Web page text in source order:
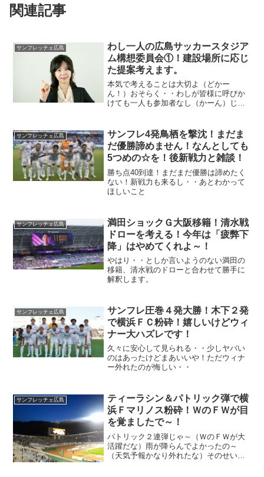
関連記事
サンフレッチェ広島
わし一人の広島サッカースタジア
ム構想委員会①！建設場所に応じ
た提案考えます。
本気で考えることは大切よ（どかー
ん！）おそらく・・わしが皆様に呼びか
けても一人も参加者なし（かーん）じゃ
えて・・あそこならこのプラン、ここな
らこれ！ある意味思いつき？で...
サンフレッチェ広島
サンフレ4発鳥栖を撃沈！まだま
だ優勝諦めません！なんとしても
5つめの☆を！後新戦力と雑談！
勝ち点40到達！まだまだ優勝は諦めたく
ない！新戦力も来るし・・あとわかって
ほしいこと
サンフレッチェ広島
満田ショックＧ大阪移籍！清水戦
ドローを考える！今年は「疲弊下
降」はやめてくれよ～！
やはり・・としか言いようのない満田の
移籍、清水戦のドローと合わせて勝手に
解釈します。
サンフレッチェ広島
サンフレ圧巻４発大勝！木下２発
で横浜ＦＣ粉砕！嬉しいけどウィ
ナー大ハズレです！
久々に安心して見られる・・少しヤバい
のはあったけどまあいいや！ただウィナ
ー外れたのが悔しい・・
サンフレッチェ広島
ティーラシン＆パトリック弾で横
浜Ｆマリノス粉砕！ＷのＦＷが目
を覚ましたで～！
パトリック２連弾じゃ～（ＷのＦＷが大
活躍だな）雨が降らんでよかったの～
（天気予報かなり外れたな）そのせい